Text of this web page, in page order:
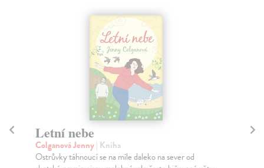
Letní nebe
Colganová Jenny| Kniha
Ostrůvky táhnoucí se na míle daleko na sever od